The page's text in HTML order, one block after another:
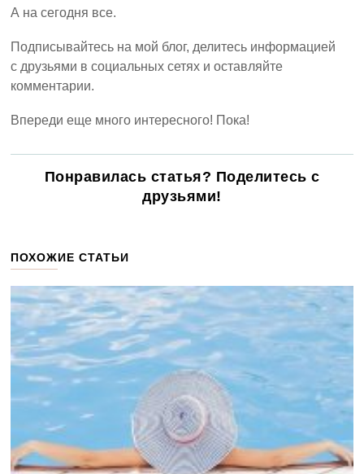
А на сегодня все.
Подписывайтесь на мой блог, делитесь информацией
с друзьями в социальных сетях и оставляйте
комментарии.
Впереди еще много интересного! Пока!
Понравилась статья? Поделитесь с
друзьями!
ПОХОЖИЕ СТАТЬИ